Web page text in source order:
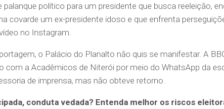
palanque político para um presidente que busca reeleição,
covarde um ex-presidente idoso e que enfrenta
no Instagram.
o Palácio do Planalto não quis se manifestar. A
com a Acadêmicos de Niterói por meio do WhatsApp da
de imprensa, mas não obteve retorno.
conduta vedada? Entenda melhor os riscos